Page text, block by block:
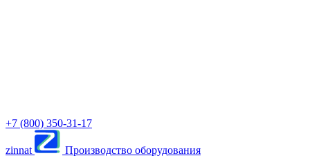
+7 (800) 350-31-17
zinnat
Производство оборудования